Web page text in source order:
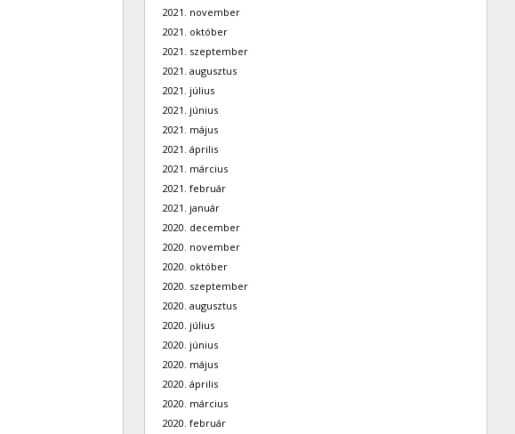
2021. november
2021. október
2021. szeptember
2021. augusztus
2021. július
2021. június
2021. május
2021. április
2021. március
2021. február
2021. január
2020. december
2020. november
2020. október
2020. szeptember
2020. augusztus
2020. július
2020. június
2020. május
2020. április
2020. március
2020. február